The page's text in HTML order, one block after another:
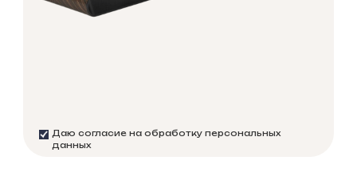
Даю согласие на обработку персональных
данных